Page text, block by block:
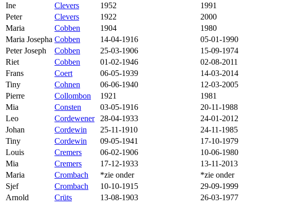
Ine
Clevers 1952 1991
Peter
Clevers 1922 2000
Maria
Cobben 1904 1980
Maria Josepha Cobben 14-04-1916 05-01-1990
Peter Joseph
Cobben 25-03-1906 15-09-1974
Riet
Cobben 01-02-1946 02-08-2011
Frans
Coert 06-05-1939 14-03-2014
Tiny
Cohnen 06-06-1940 12-03-2005
Pierre
Collombon 1921 1981
Mia
Consten 03-05-1916 20-11-1988
Leo
Cordewener 28-04-1933 24-01-2012
Johan
Cordewin 25-11-1910 24-11-1985
Tiny
Cordewin 09-05-1941 17-10-1979
Louis
Cremers 06-02-1906 10-06-1980
Mia
Cremers 17-12-1933 13-11-2013
Maria
Crombach *zie onder *zie onder
Sjef
Crombach 10-10-1915 29-09-1999
Arnold
Crüts 13-08-1903 26-03-1977